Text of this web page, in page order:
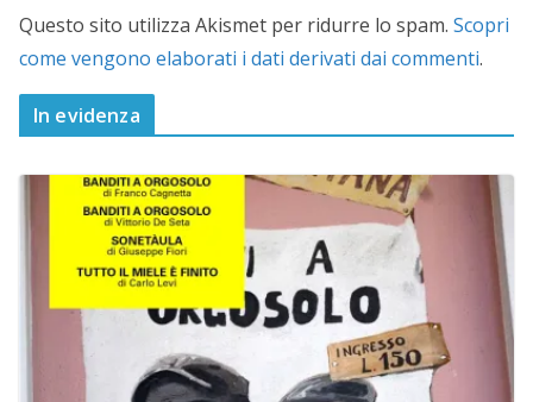
Questo sito utilizza Akismet per ridurre lo spam. Scopri
come vengono elaborati i dati derivati dai commenti.
In evidenza